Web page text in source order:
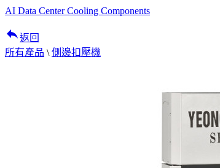
AI Data Center Cooling Components
reply返回
所有產品 \ 側邊扣壓機